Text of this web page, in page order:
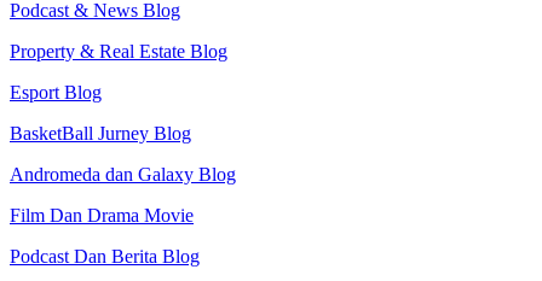
Podcast & News Blog
Property & Real Estate Blog
Esport Blog
BasketBall Jurney Blog
Andromeda dan Galaxy Blog
Film Dan Drama Movie
Podcast Dan Berita Blog